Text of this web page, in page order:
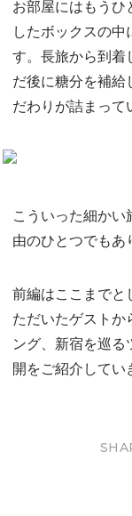
お部屋にはもう
したボックスの
す。長旅から到着
だ後に糖分を補給
だわりが詰まって
こういった細か
由のひとつでもあ
前編はここまでと
ただいたゲストか
ング、新宿を巡
開をご紹介してい